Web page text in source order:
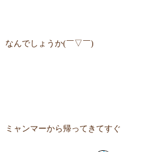
なんでしょうか(￣▽￣)
ミャンマーから帰ってきてすぐ